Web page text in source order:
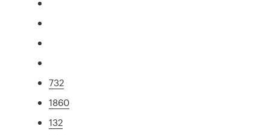
732
1860
132